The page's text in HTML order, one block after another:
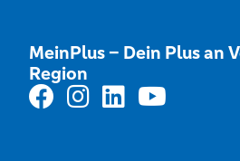
MeinPlus – Dein Plus an
Region